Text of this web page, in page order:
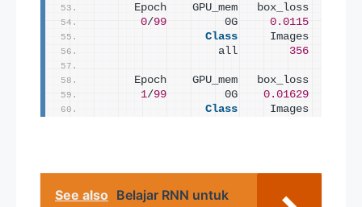
Epoch    GPU_mem   box_loss
0/99
         0G
0.0115
Class
Images
                   all
356
Epoch    GPU_mem   box_loss
1/99
         0G
0.01629
Class
Images
See also Belajar RNN untuk